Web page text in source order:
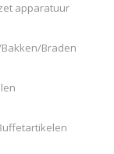
apparatuur
Braden